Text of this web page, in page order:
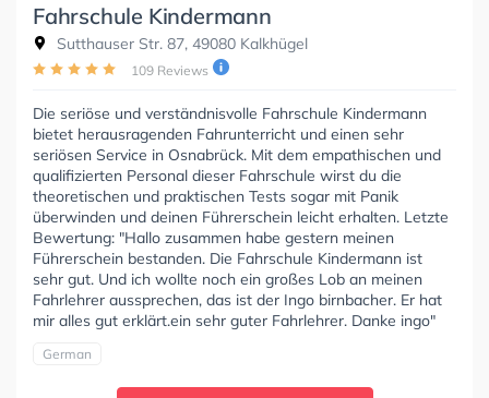
Fahrschule Kindermann
Sutthauser Str. 87, 49080 Kalkhügel
109 Reviews
Die seriöse und verständnisvolle Fahrschule Kindermann
bietet herausragenden Fahrunterricht und einen sehr
seriösen Service in Osnabrück. Mit dem empathischen und
qualifizierten Personal dieser Fahrschule wirst du die
theoretischen und praktischen Tests sogar mit Panik
überwinden und deinen Führerschein leicht erhalten. Letzte
Bewertung: "Hallo zusammen habe gestern meinen
Führerschein bestanden. Die Fahrschule Kindermann ist
sehr gut. Und ich wollte noch ein großes Lob an meinen
Fahrlehrer aussprechen, das ist der Ingo birnbacher. Er hat
mir alles gut erklärt.ein sehr guter Fahrlehrer. Danke ingo"
German